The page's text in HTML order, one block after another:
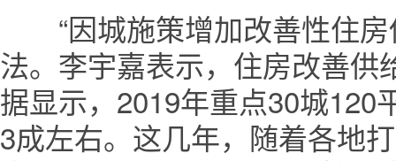
“因城施策增加改善性住房
法。李宇嘉表示，住房改善供
据显示，2019年重点30城120
3成左右。这几年，随着各地